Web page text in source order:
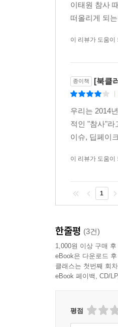
확산되기 바로
이기병 전문의는
있다. 죽음 자체
방식은 개선할 수
전남대학교 글
인터뷰했다. 그
인지증 당사자에
몸에서 건강한 몸
또 다른 사회적
(148~149쪽)
책에는 코로나19
이태원 참사
떠올리게 되
이 리뷰가 도움이
종이책 [북클
우리는 2014
적인 "참사"라
이슈, 딥페이
이 리뷰가 도움이
1
한줄평 (3건)
1,000원 이상 구매
eBook은 다운로드
클래스는 첫번째 회
eBook 페이백, CD/
평점